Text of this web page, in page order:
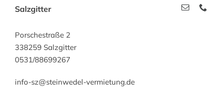
Salzgitter
Porschestraße 2
338259 Salzgitter
0531/88699267
info-sz@steinwedel-vermietung.de